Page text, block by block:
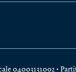
04003131002 •